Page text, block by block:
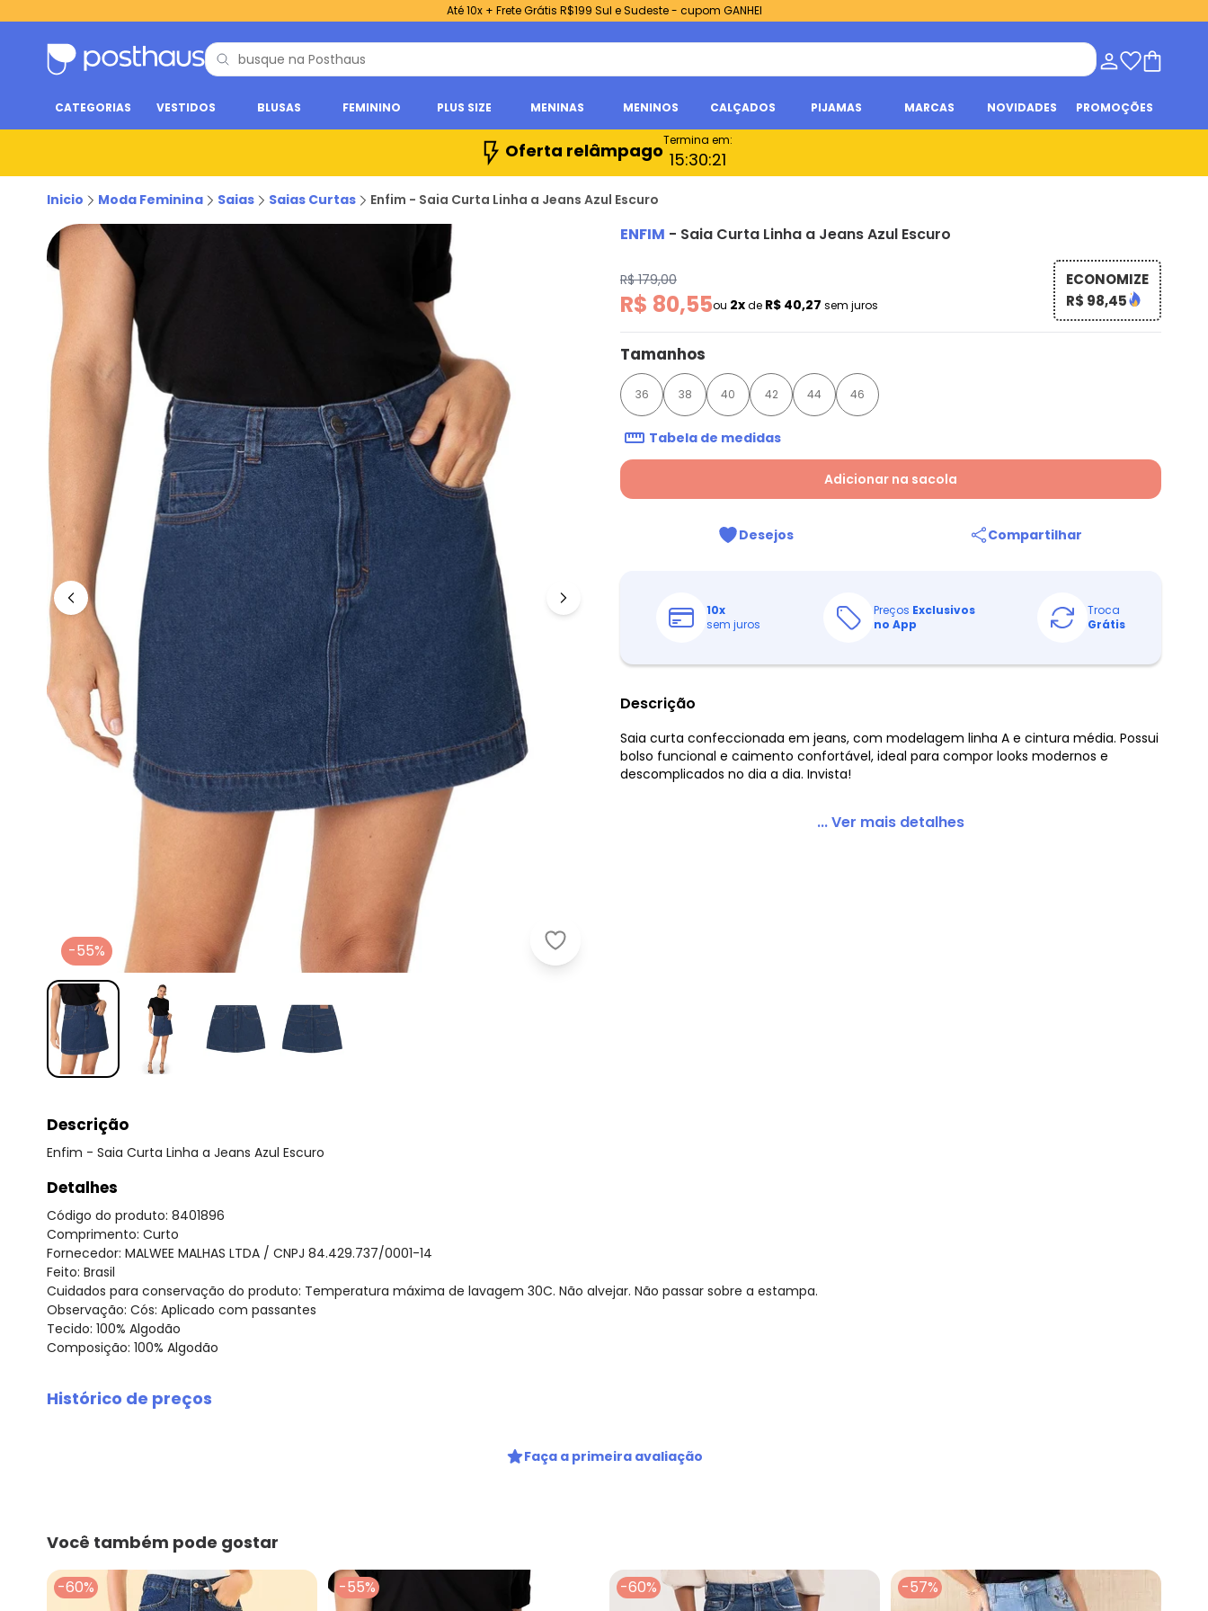
Até 10x + Frete Grátis R$199 Sul e Sudeste - cupom GANHEI
CATEGORIAS VESTIDOS BLUSAS FEMININO PLUS SIZE MENINAS MENINOS CALÇADOS PIJAMAS MARCAS NOVIDADES PROMOÇÕES
Oferta relâmpagoTermina em:
15:30:19
Inicio Moda Feminina Saias Saias Curtas Enfim - Saia Curta Linha a Jeans Azul Escuro
Enfim - Saia Curta Linha a Jeans Azul Escuro
-55%
ENFIM - Saia Curta Linha a Jeans Azul Escuro
R$ 179,00
R$ 80,55ou 2xde R$ 40,27 sem juros
ECONOMIZE
R$ 98,45
Tamanhos
36 38 40 42 44 46
Tabela de medidas
Adicionar na sacola
Desejos Compartilhar
10x
sem juros
Preços Exclusivos
no App
Troca
Grátis
Descrição
Saia curta confeccionada em jeans, com modelagem linha A e cintura média. Possui
bolso funcional e caimento confortável, ideal para compor looks modernos e
descomplicados no dia a dia. Invista!
... Ver mais detalhes
Descrição
Enfim - Saia Curta Linha a Jeans Azul Escuro
Detalhes
Código do produto: 8401896
Comprimento: Curto
Fornecedor: MALWEE MALHAS LTDA / CNPJ 84.429.737/0001-14
Feito: Brasil
Cuidados para conservação do produto: Temperatura máxima de lavagem 30C. Não alvejar. Não passar sobre a estampa.
Observação: Cós: Aplicado com passantes
Tecido: 100% Algodão
Composição: 100% Algodão
Histórico de preços
abril/2026
fevereiro/2026 N/D*
Faça a primeira avaliação
Você também pode gostar
-60% -55% -60% -57%